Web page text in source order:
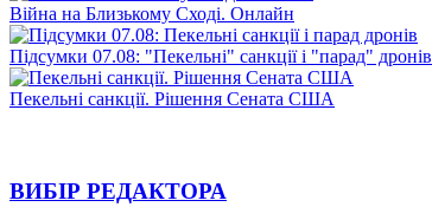
Війна на Близькому Сході. Онлайн
Підсумки 07.08: "Пекельні" санкції і "парад" дронів
Пекельні санкції. Рішення Сената США
ВИБІР РЕДАКТОРА